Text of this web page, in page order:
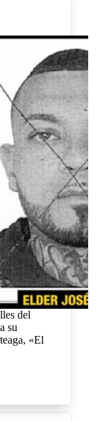
del
su
«El